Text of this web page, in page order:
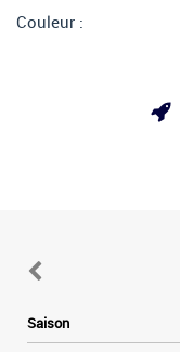
Couleur :
Saison